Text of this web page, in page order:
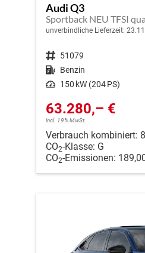
Audi Q3
unverbindliche Lieferzeit:
Fahrzeugnr. 51079
Kraftstoff Benzin
Leistung 150 kW (204 PS)
63.280,– €
incl. 19% MwSt.
Verbrauch kombiniert:
CO2-Klasse: G
CO2-Emissionen: